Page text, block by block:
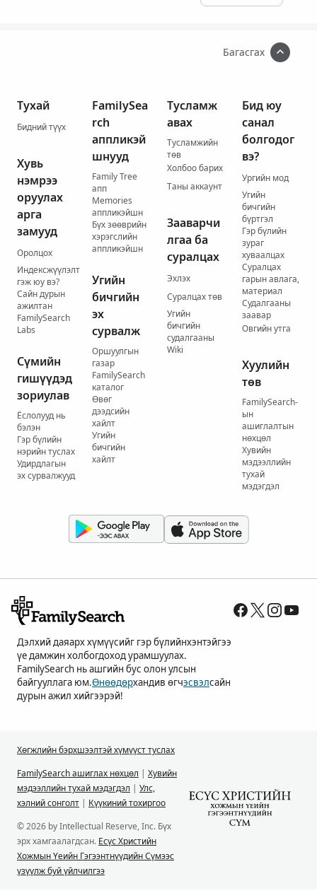
Багасгах
Тухай
Бидний түүх
Хувь
нэмрээ
оруулах
арга
замууд
Оролцох
Индексжүүлэлт
гэж юу вэ?
Сайн дурын
ажилтан
FamilySearch
Labs
Сүмийн
гишүүдэд
зориулав
Ёслолууд нь
бэлэн
Гэр бүлийн
нэрийн туслах
Удирдлагын
эх сурвалжууд
FamilySea
rch
аппликэй
шнууд
Family Tree
апп
Memories
аппликэйшн
Бүх зөөврийн
хэрэгслийн
аппликэйшн
Угийн
бичгийн
эх
сурвалж
Оршуулгын
газар
FamilySearch
каталог
Өвөг
дээдсийн
хайлт
Угийн
бичгийн
хайлт
Тусламж
авах
Тусламжийн
төв
Холбоо барих
Таны аккаунт
Зааварчи
лгаа ба
суралцах
Эхлэх
Суралцах төв
Угийн
бичгийн
судалгааны
Wiki
Бид юу
санал
болгодог
вэ?
Ургийн мод
Угийн
бичгийн
бүртгэл
Гэр бүлийн
зураг
хуваалцах
Суралцах
гарын авлага,
материал
Судалгааны
заавар
Овгийн утга
Хуулийн
төв
FamilySearch-
ын
ашиглалтын
нөхцөл
Хувийн
мэдээллийн
тухай
мэдэгдэл
Дэлхий даяарх хүмүүсийг гэр бүлийнхэнтэйгээ
үе дамжин холбогдоход урамшуулах.
FamilySearch нь ашгийн бус олон улсын
байгууллага юм.Өнөөдөрхандив өгчэсвэлсайн
дурын ажил хийгээрэй!
Хөгжлийн бэрхшээлтэй хүмүүст туслах
FamilySearch ашиглах нөхцөл | Хувийн
мэдээллийн тухай мэдэгдэл | Улс,
хэлний сонголт | Күүкиний тохиргоо
© 2026 by Intellectual Reserve, Inc. Бүх
эрх хамгаалагдсан. Есүс Христийн
Хожмын Үеийн Гэгээнтнүүдийн Сүмээс
үзүүлж буй үйлчилгээ